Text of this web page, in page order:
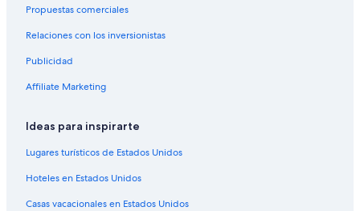
Villas en Saint-André
Hoteles en Territorio de la Costa Oeste
Propuestas comerciales
Relaciones con los inversionistas
Publicidad
Affiliate Marketing
Ideas para inspirarte
Lugares turísticos de Estados Unidos
Hoteles en Estados Unidos
Casas vacacionales en Estados Unidos